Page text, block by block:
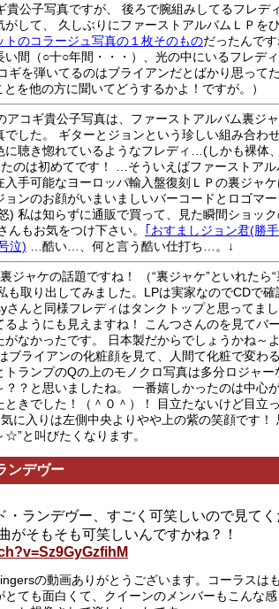
貴公子写真ですが、 後ろで腕組みしてるフレデ
して、 久しぶりにファーストアルバムＬＰを
トのコラージュ写真の１枚そのものだったんで
い間（○十○年間・・・）、光の中にいるフレデ
ギを弾いてるのはブライアンだとばかり思って
を他の方に聞いてどうするかよ！ですが。）
アコギ貴公子写真は、ファーストアルバム裏ジ
した。 ギターとジョンという珍しい組み合わ
に聴き惚れているようなフレディ…(しかも裸体
のは初めてです！ …そういえばファーストアル
入手可能なヨーロッパ輸入盤復刻ＬＰの裏ジャ
ンのお顔がいまいましいバーコードとロゴマー
) 私は知らずに通販で買って、見た瞬間ショック
もお気をつけ下さい。
｢おすましジョン君(勝
泣) …酷い…、何と言う酷い仕打ち…。↓
ジャケの話題ですね！ （“裏ジャケ”といれたら“
も取り出してみました。LPは実家なのでCDで確
んと同様フレディはタンクトップと思ってまし
るようにも見えますね！ こんつさんのを見てバ
なかったです。 日本製だからでしょうかね～
ブライアンの化粧顔を見て、人間て化粧で変わ
ランプのQの上のモノクロ写真は多分ロジャー
？と思いましたね。 一番嬉しかったのは中心
きでした！（＾０＾）！ 目立たないけど目立
に入りは左側中央よりやや上の紫の笑顔です！
と叫びたくなります。
ンデヴー
・ランデヴー、すごく可笑しいので見てく
がそもそも可笑しいんですかね？！
の動画ありがとうございます。コーラスは
ても面白くて、クイーンのメンバーもこんな